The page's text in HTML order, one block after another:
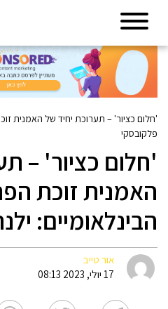
'חלום כציור' – תערוכת יחיד של האמנית
פלקובסקי
'חלום כציור' –
האמנית זוכת
הבינלאומיים:
אור טייב
17 יולי, 2023 08:13